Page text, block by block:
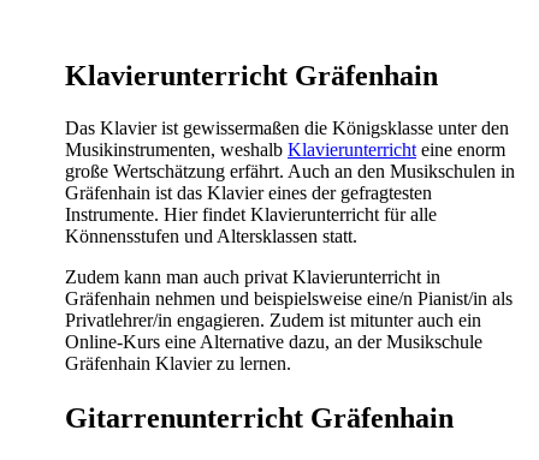
Klavierunterricht Gräfenhain
Das Klavier ist gewissermaßen die Königsklasse unter den
Musikinstrumenten, weshalb Klavierunterrichteine enorm
große Wertschätzung erfährt. Auch an den Musikschulen in
Gräfenhain ist das Klavier eines der gefragtesten
Instrumente. Hier findet Klavierunterricht für alle
Könnensstufen und Altersklassen statt.
Zudem kann man auch privat Klavierunterricht in
Gräfenhain nehmen und beispielsweise eine/n Pianist/in als
Privatlehrer/in engagieren. Zudem ist mitunter auch ein
Online-Kurs eine Alternative dazu, an der Musikschule
Gräfenhain Klavier zu lernen.
Gitarrenunterricht Gräfenhain